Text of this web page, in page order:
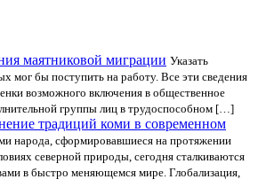
маятниковой миграции Указать
мог бы поступить на работу. Все эти сведения
возможного включения в общественное
группы лиц в трудоспособном […]
традиций коми в современном
народа, сформировавшиеся на протяжении
северной природы, сегодня сталкиваются
в быстро меняющемся мире. Глобализация,